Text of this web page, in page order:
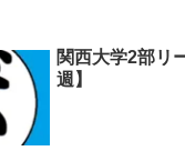
関西大学2部リ
週】